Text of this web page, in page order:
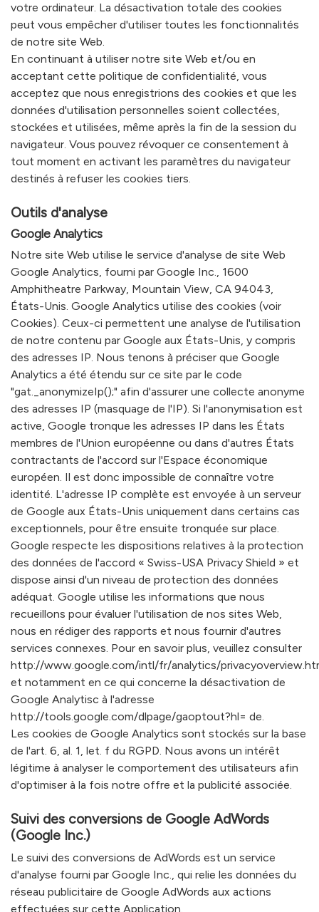
votre ordinateur. La désactivation totale des cookies
peut vous empêcher d'utiliser toutes les fonctionnalités
de notre site Web.
En continuant à utiliser notre site Web et/ou en
acceptant cette politique de confidentialité, vous
acceptez que nous enregistrions des cookies et que les
données d'utilisation personnelles soient collectées,
stockées et utilisées, même après la fin de la session du
navigateur. Vous pouvez révoquer ce consentement à
tout moment en activant les paramètres du navigateur
destinés à refuser les cookies tiers.
Outils d'analyse
Google Analytics
Notre site Web utilise le service d'analyse de site Web
Google Analytics, fourni par Google Inc., 1600
Amphitheatre Parkway, Mountain View, CA 94043,
États-Unis. Google Analytics utilise des cookies (voir
Cookies). Ceux-ci permettent une analyse de l'utilisation
de notre contenu par Google aux États-Unis, y compris
des adresses IP. Nous tenons à préciser que Google
Analytics a été étendu sur ce site par le code
"gat._anonymizeIp();" afin d'assurer une collecte anonyme
des adresses IP (masquage de l'IP). Si l'anonymisation est
active, Google tronque les adresses IP dans les États
membres de l'Union européenne ou dans d'autres États
contractants de l'accord sur l'Espace économique
européen. Il est donc impossible de connaître votre
identité. L'adresse IP complète est envoyée à un serveur
de Google aux États-Unis uniquement dans certains cas
exceptionnels, pour être ensuite tronquée sur place.
Google respecte les dispositions relatives à la protection
des données de l'accord « Swiss-USA Privacy Shield » et
dispose ainsi d'un niveau de protection des données
adéquat. Google utilise les informations que nous
recueillons pour évaluer l'utilisation de nos sites Web,
nous en rédiger des rapports et nous fournir d'autres
services connexes. Pour en savoir plus, veuillez consulter
http://www.google.com/intl/fr/analytics/
et notamment en ce qui concerne la désactivation de
Google Analytisc à l'adresse
http://tools.google.com/dlpage/gaoptout?hl= de.
Les cookies de Google Analytics sont stockés sur la base
de l'art. 6, al. 1, let. f du RGPD. Nous avons un intérêt
légitime à analyser le comportement des utilisateurs afin
d'optimiser à la fois notre offre et la publicité associée.
Suivi des conversions de Google AdWords
(Google Inc.)
Le suivi des conversions de AdWords est un service
d'analyse fourni par Google Inc., qui relie les données du
réseau publicitaire de Google AdWords aux actions
effectuées sur cette Application.